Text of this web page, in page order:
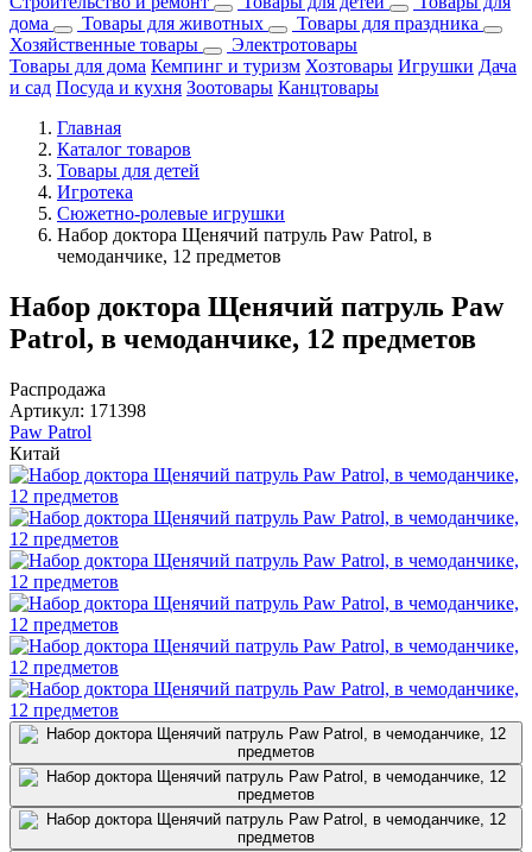
дома
Товары для животных
Товары для праздника
Хозяйственные товары
Электротовары
Товары для дома Кемпинг и туризм Хозтовары Игрушки Дача
и сад Посуда и кухня Зоотовары Канцтовары
Главная
Каталог товаров
Товары для детей
Игротека
Сюжетно-ролевые игрушки
Набор доктора Щенячий патруль Paw Patrol, в
чемоданчике, 12 предметов
Набор доктора Щенячий патруль Paw
Patrol, в чемоданчике, 12 предметов
Распродажа
Артикул: 171398
Paw Patrol
Китай